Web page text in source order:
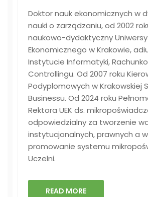
Doktor nauk ekonomicznych w
nauki o zarządzaniu, od 2002
naukowo-dydaktyczny
Ekonomicznego w Krakowie,
Instytucie Informatyki,
Controllingu. Od 2007 roku
Podyplomowych w Krakowskiej
Businessu. Od 2024 roku
Rektora UEK ds.
odpowiedzialny za tworzenie
instytucjonalnych, prawnych a
promowanie systemu
Uczelni.
READ MORE